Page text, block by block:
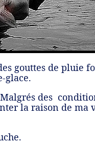
gouttes de pluie
glace.
des
la raison de ma